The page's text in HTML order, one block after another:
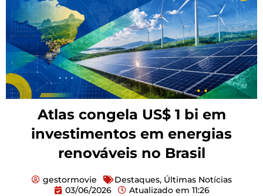
Atlas congela US$ 1 bi em
investimentos em energias
renováveis no Brasil
gestormovie Destaques, Últimas Notícias
03/06/2026
Atualizado em 11:26